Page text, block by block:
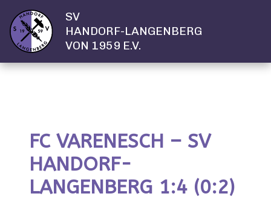
SV
HANDORF-LANGENBERG
VON 1959 E.V.
FC VARENESCH – SV
HANDORF-
LANGENBERG 1:4 (0:2)